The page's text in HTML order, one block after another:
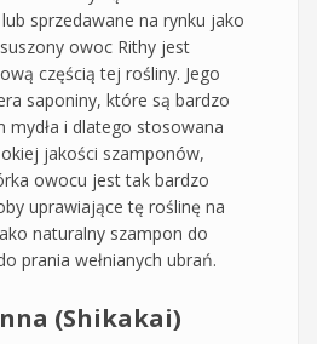
sprzedawane na rynku jako
owoc Rithy jest
częścią tej rośliny. Jego
saponiny, które są bardzo
mydła i dlatego stosowana
jakości szamponów,
owocu jest tak bardzo
uprawiające tę roślinę na
naturalny szampon do
prania wełnianych ubrań.
(Shikakai)